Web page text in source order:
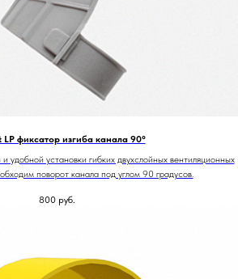
LP фиксатор изгиба канала 90°
удобной установки гибких двухслойных вентиляционных
поворот канала под углом 90 градусов.
800 руб.